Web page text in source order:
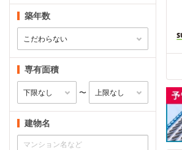
築年数
専有面積
〜
建物名